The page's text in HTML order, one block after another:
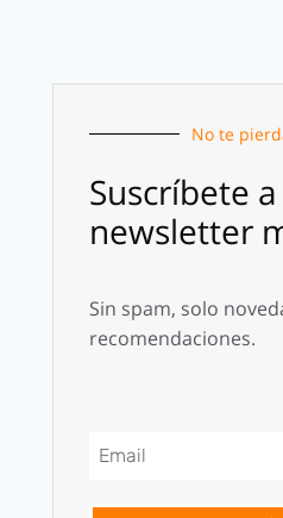
No te
Suscríbete
newsletter
Sin spam, solo
recomendaciones.